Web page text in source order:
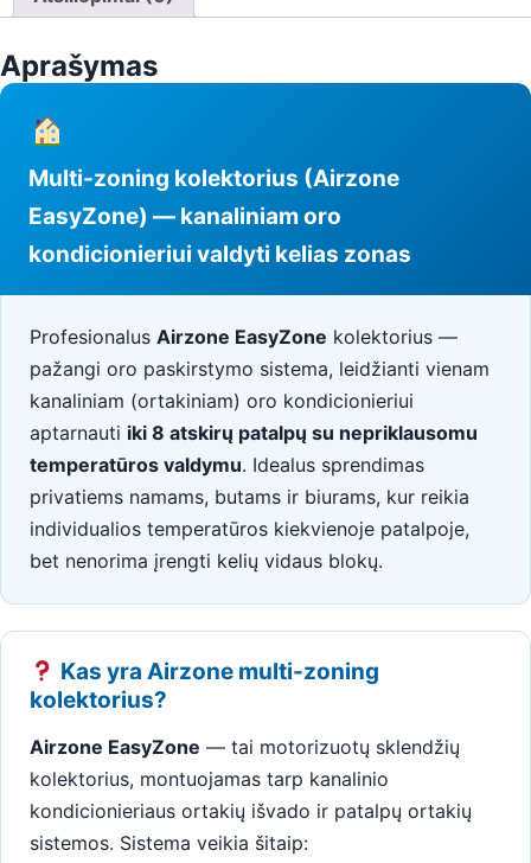
kondicionieriui
Aprašymas
Multi-zoning kolektorius (Airzone
EasyZone) — kanaliniam oro
kondicionieriui valdyti kelias zonas
Profesionalus Airzone EasyZone kolektorius —
pažangi oro paskirstymo sistema, leidžianti vienam
kanaliniam (ortakiniam) oro kondicionieriui
aptarnauti iki 8 atskirų patalpų su nepriklausomu
temperatūros valdymu. Idealus sprendimas
privatiems namams, butams ir biurams, kur reikia
individualios temperatūros kiekvienoje patalpoje,
bet nenorima įrengti kelių vidaus blokų.
Kas yra Airzone multi-zoning
kolektorius?
Airzone EasyZone — tai motorizuotų sklendžių
kolektorius, montuojamas tarp kanalinio
kondicionieriaus ortakių išvado ir patalpų ortakių
sistemos. Sistema veikia šitaip: